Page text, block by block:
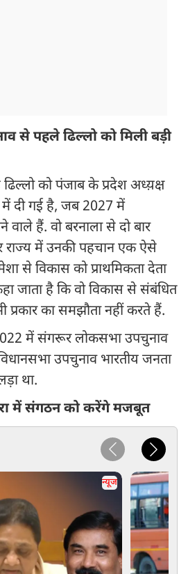
से पहले ढिल्लो को मिली बड़ी
को पंजाब के प्रदेश अध्य़क्ष
में दी गई है, जब 2027 में
वाले हैं. वो बरनाला से दो बार
में उनकी पहचान एक ऐसे
से विकास को प्राथमिकता देता
जाता है कि वो विकास से संबंधित
प्रकार का समझौता नहीं करते हैं.
में संगरूर लोकसभा उपचुनाव
उपचुनाव भारतीय जनता
था.
में संगठन को करेंगे मजबूत
न्यूज